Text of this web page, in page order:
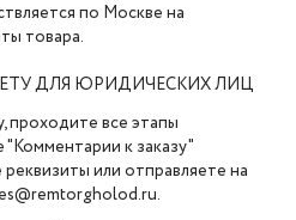
по Москве на
товара.
ДЛЯ ЮРИДИЧЕСКИХ ЛИЦ
проходите все этапы
"Комментарии к заказу"
или отправляете на